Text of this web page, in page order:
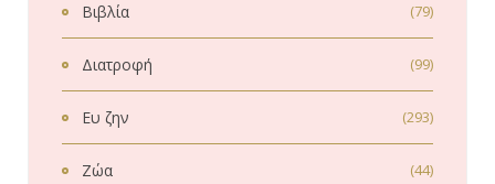
Βιβλία (79)
Διατροφή (99)
Ευ ζην (293)
Ζώα (44)